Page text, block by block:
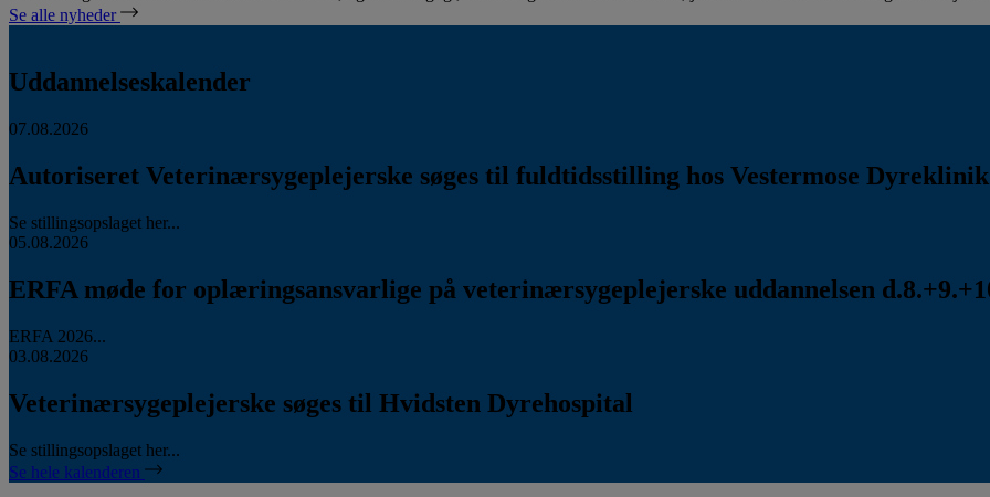
Se alle nyheder
Uddannelseskalender
07.08.2026
Autoriseret Veterinærsygeplejerske søges til fuldtidsstilling hos Vestermose
Se stillingsopslaget her...
05.08.2026
ERFA møde for oplæringsansvarlige på veterinærsygeplejerske uddannelsen
ERFA 2026...
03.08.2026
Veterinærsygeplejerske søges til Hvidsten Dyrehospital
Se stillingsopslaget her...
Se hele kalenderen